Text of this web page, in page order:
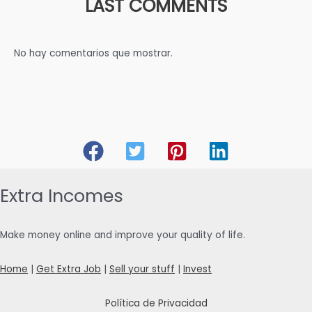
LAST COMMENTS
No hay comentarios que mostrar.
Extra Incomes
Make money online and improve your quality of life.
Home Get Extra Job Sell your stuff Invest
Política de Privacidad